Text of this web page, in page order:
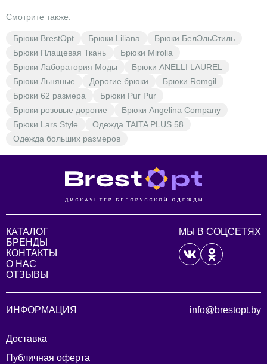
понравившиеся модели в корзину и наслаждайтесь
Смотрите также:
Брюки BrestOpt Брюки Liliana
Брюки БелЭльСтиль
Брюки Плащевая Ткань
Брюки Mirolia
Брюки Лаборатория Моды
Брюки ANELLI LAUREL
Брюки Льняные
Дорогие брюки
Брюки Romgil
Брюки 62 размера
Брюки Pur Pur
Брюки розовые дорогие
Брюки Angelina Company
Брюки Lars Style
Одежда TAITA PLUS 58
Одежда больших размеров
КАТАЛОГ
БРЕНДЫ
КОНТАКТЫ
О НАС
ОТЗЫВЫ
МЫ В СОЦСЕТЯХ
ИНФОРМАЦИЯ
Доставка
Публичная оферта
info@brestopt.by